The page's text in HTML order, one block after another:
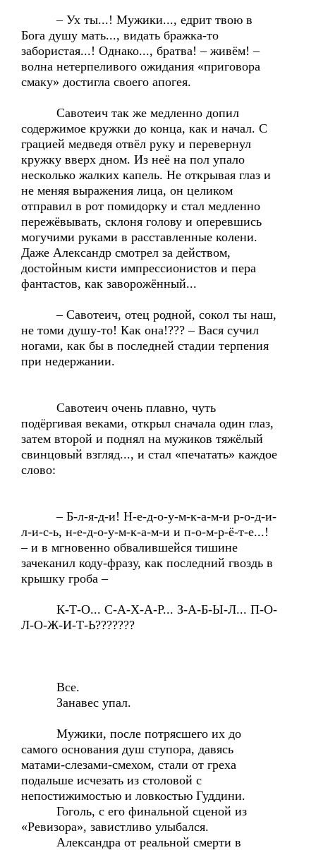
– Ух ты...! Мужики..., едрит твою в
Бога душу мать..., видать бражка-то
забористая...! Однако..., братва! – живём! –
волна нетерпеливого ожидания «приговора
смаку» достигла своего апогея.
Савотеич так же медленно допил
содержимое кружки до конца, как и начал. С
грацией медведя отвёл руку и перевернул
кружку вверх дном. Из неё на пол упало
несколько жалких капель. Не открывая глаз и
не меняя выражения лица, он целиком
отправил в рот помидорку и стал медленно
пережёвывать, склоня голову и оперевшись
могучими руками в расставленные колени.
Даже Александр смотрел за действом,
достойным кисти импрессионистов и пера
фантастов, как заворожённый...
– Савотеич, отец родной, сокол ты наш,
не томи душу-то! Как она!??? – Вася сучил
ногами, как бы в последней стадии терпения
при недержании.
Савотеич очень плавно, чуть
подёргивая веками, открыл сначала один глаз,
затем второй и поднял на мужиков тяжёлый
свинцовый взгляд..., и стал «печатать» каждое
слово:
– Б-л-я-д-и! Н-е-д-о-у-м-к-а-м-и р-о-д-и-
л-и-с-ь, н-е-д-о-у-м-к-а-м-и и п-о-м-р-ё-т-е...!
– и в мгновенно обвалившейся тишине
зачеканил коду-фразу, как последний гвоздь в
крышку гроба –
К-Т-О... С-А-Х-А-Р... З-А-Б-Ы-Л... П-О-
Л-О-Ж-И-Т-Ь???????
Все.
Занавес упал.
Мужики, после потрясшего их до
самого основания душ ступора, давясь
матами-слезами-смехом, стали от греха
подальше исчезать из столовой с
непостижимостью и ловкостью Гуддини.
Гоголь, с его финальной сценой из
«Ревизора», завистливо улыбался.
Александра от реальной смерти в